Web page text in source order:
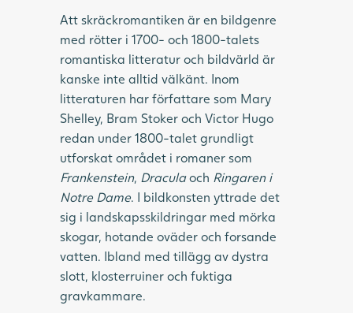
Att skräckromantiken är en bildgenre
med rötter i 1700- och 1800-talets
romantiska litteratur och bildvärld är
kanske inte alltid välkänt. Inom
litteraturen har författare som Mary
Shelley, Bram Stoker och Victor Hugo
redan under 1800-talet grundligt
utforskat området i romaner som
Frankenstein, Draculaoch Ringaren i
Notre Dame. I bildkonsten yttrade det
sig i landskapsskildringar med mörka
skogar, hotande oväder och forsande
vatten. Ibland med tillägg av dystra
slott, klosterruiner och fuktiga
gravkammare.